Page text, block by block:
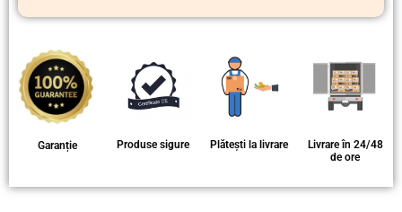
Garanție Produse sigure Plătești la livrare
Livrare în 24/48
de ore